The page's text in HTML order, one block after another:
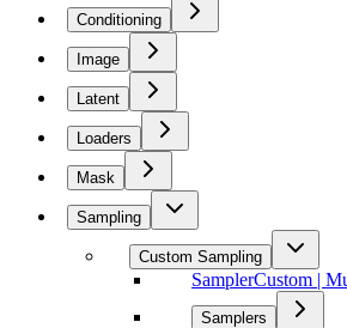
Conditioning
Image
Latent
Loaders
Mask
Sampling
Custom Sampling
SamplerCustom |
Samplers